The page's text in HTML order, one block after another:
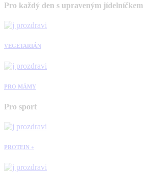
Pro každý den s upraveným jídelníčkem
VEGETARIÁN
PRO MÁMY
Pro sport
PROTEIN +